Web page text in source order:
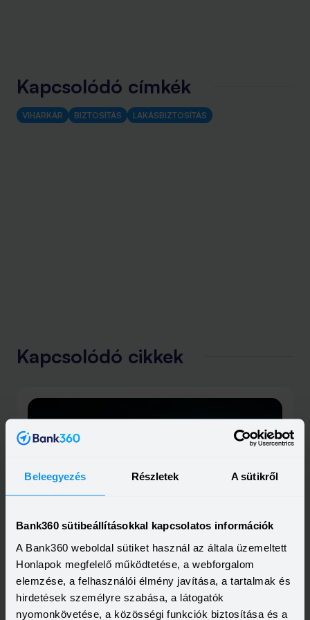
Beleegyezés Részletek A sütikről
Bank360 sütibeállításokkal kapcsolatos információk
A Bank360 weboldal sütiket használ az általa üzemeltett
Honlapok megfelelő működtetése, a webforgalom
elemzése, a felhasználói élmény javítása, a tartalmak és
hirdetések személyre szabása, a látogatók
nyomonkövetése, a közösségi funkciók biztosítása és a
Kapcsolódó címkék
VIHARKÁR BIZTOSÍTÁS LAKÁSBIZTOSÍTÁS
Kapcsolódó cikkek
Rémálmot hozott a lehűlés, hozta magával a
Újra milliárdos károkat okozott a júliusi vihar
ingatlanokban és autókban, igaz, pontos összeget majd
a romok eltakarítása után fogunk látni. Járműveknél
ilyenkor segít a casco, az ingatlanoknál pedig a
lakásbiztosítás. Utóbbinál sokakat érhet meglepetés,
amennyiben a régi szerződésük már nem elég a teljes
Elolvasom